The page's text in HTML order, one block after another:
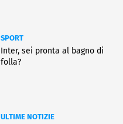
SPORT
Inter, sei pronta al bagno di
folla?
ULTIME NOTIZIE